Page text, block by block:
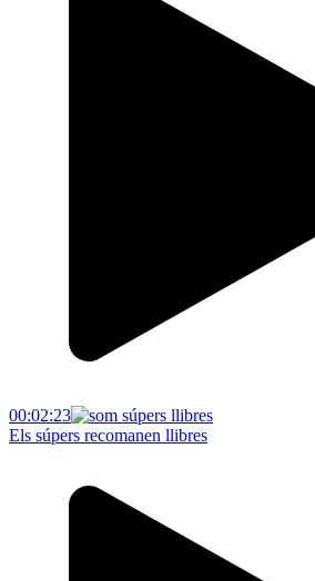
00:02:23
Els súpers recomanen llibres